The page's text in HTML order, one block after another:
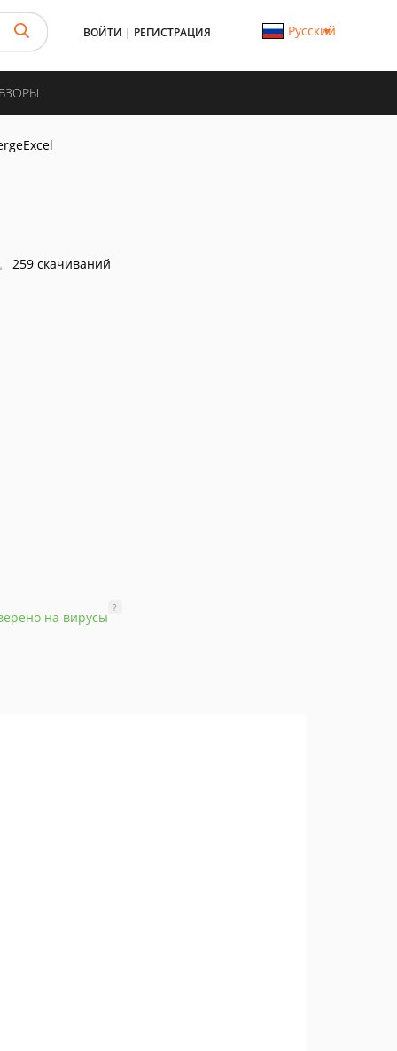
ВОЙТИ | РЕГИСТРАЦИЯ Русский
259 скачиваний
на вирусы
?